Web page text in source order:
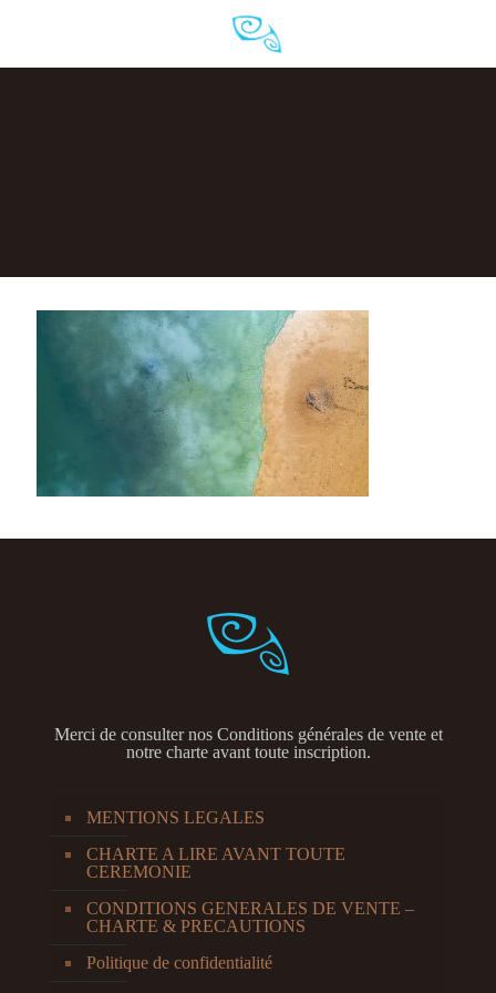
Merci de consulter nos Conditions générales de vente et
notre charte avant toute inscription.
MENTIONS LEGALES
CHARTE A LIRE AVANT TOUTE
CEREMONIE
CONDITIONS GENERALES DE VENTE –
CHARTE & PRECAUTIONS
Politique de confidentialité